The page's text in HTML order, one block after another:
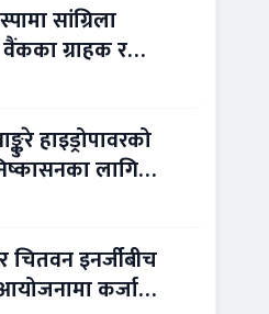
सांग्रिला
ग्राहक र
हाइड्रोपावरको
लागि
इनर्जीबीच
कर्जा